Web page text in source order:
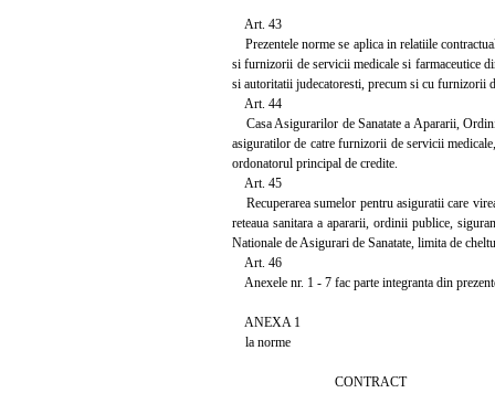
Art. 43
Prezentele norme se aplica in relatiile
si furnizorii de servicii medicale si farmaceutice
si autoritatii judecatoresti, precum si cu furnizorii
Art. 44
Casa Asigurarilor de Sanatate a Apararii,
asiguratilor de catre furnizorii de servicii
ordonatorul principal de credite.
Art. 45
Recuperarea sumelor pentru asiguratii care
reteaua sanitara a apararii, ordinii publice,
Nationale de Asigurari de Sanatate, limita de
Art. 46
Anexele nr. 1 - 7 fac parte integranta din
ANEXA 1
la norme
CONTRACT